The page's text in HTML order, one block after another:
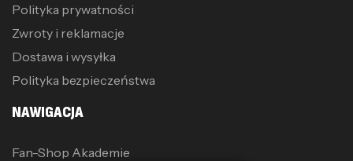
Polityka prywatności
Zwroty i reklamacje
Dostawa i wysyłka
Polityka bezpieczeństwa
NAWIGACJA
Fan-Shop Akademie